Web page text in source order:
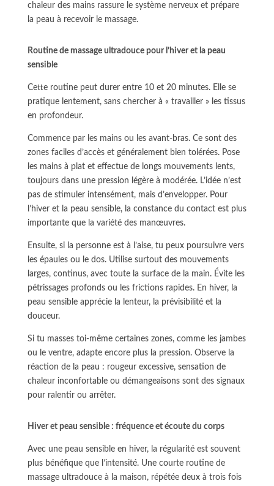
chaleur des mains rassure le système nerveux et prépare
la peau à recevoir le massage.
Routine de massage ultradouce pour l’hiver et la peau
sensible
Cette routine peut durer entre 10 et 20 minutes. Elle se
pratique lentement, sans chercher à « travailler » les tissus
en profondeur.
Commence par les mains ou les avant-bras. Ce sont des
zones faciles d’accès et généralement bien tolérées. Pose
les mains à plat et effectue de longs mouvements lents,
toujours dans une pression légère à modérée. L’idée n’est
pas de stimuler intensément, mais d’envelopper. Pour
l’hiver et la peau sensible, la constance du contact est plus
importante que la variété des manœuvres.
Ensuite, si la personne est à l’aise, tu peux poursuivre vers
les épaules ou le dos. Utilise surtout des mouvements
larges, continus, avec toute la surface de la main. Évite les
pétrissages profonds ou les frictions rapides. En hiver, la
peau sensible apprécie la lenteur, la prévisibilité et la
douceur.
Si tu masses toi-même certaines zones, comme les jambes
ou le ventre, adapte encore plus la pression. Observe la
réaction de la peau : rougeur excessive, sensation de
chaleur inconfortable ou démangeaisons sont des signaux
pour ralentir ou arrêter.
Hiver et peau sensible : fréquence et écoute du corps
Avec une peau sensible en hiver, la régularité est souvent
plus bénéfique que l’intensité. Une courte routine de
massage ultradouce à la maison, répétée deux à trois fois